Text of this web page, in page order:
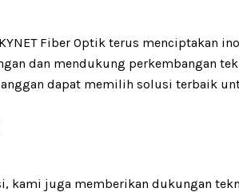
Fiber Optik terus menciptakan
dan mendukung perkembangan
dapat memilih solusi terbaik
kami juga memberikan dukungan